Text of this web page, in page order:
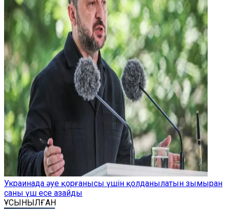
Украинада әуе қорғанысы үшін қолданылатын зымыран
саны үш есе азайды
ҰСЫНЫЛҒАН